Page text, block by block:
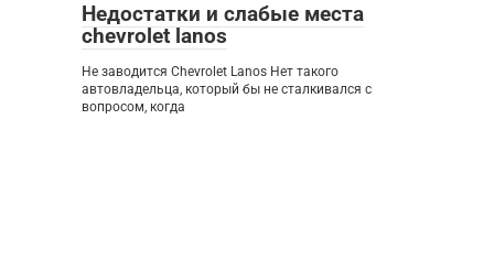
Недостатки и слабые места
chevrolet lanos
Не заводится Chevrolet Lanos Нет такого
автовладельца, который бы не сталкивался с
вопросом, когда